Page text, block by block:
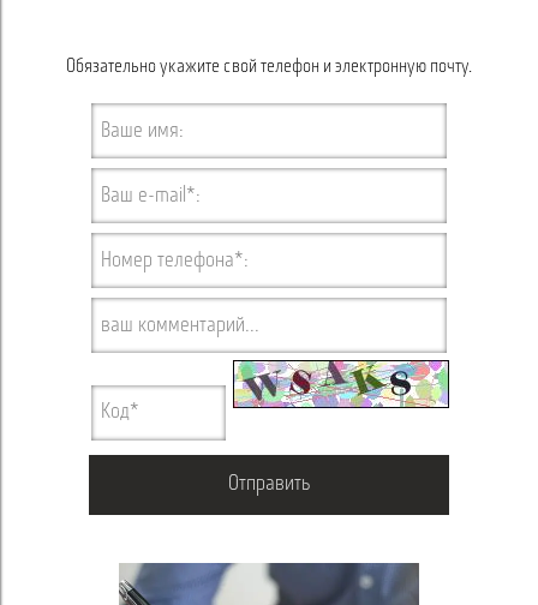
Обязательно укажите свой телефон и электронную почту.